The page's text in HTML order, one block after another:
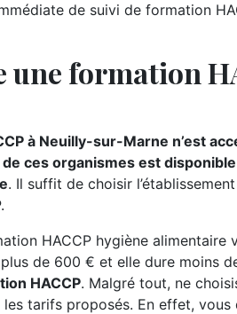
de suivi de formation
une formation
à Neuilly-sur-Marne n’est
de ces organismes est
. Il suffit de choisir
HACCP hygiène alimentaire
de 600 € et elle dure moins
HACCP. Malgré tout, ne
les tarifs proposés. En effet,